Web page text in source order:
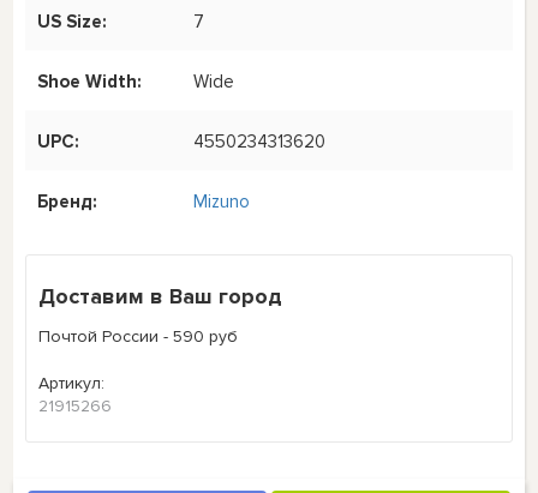
US Size: 7
Shoe Width: Wide
UPC: 4550234313620
Бренд: Mizuno
Доставим в Ваш город
Почтой России - 590 руб
Артикул:
21915266